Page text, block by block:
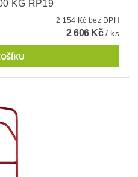
KG RP19
2 154 Kč bez DPH
2 606 Kč/ ks